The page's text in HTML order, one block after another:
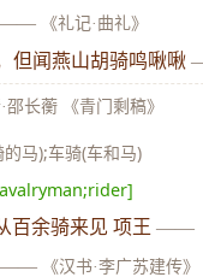
《礼记·曲礼》
但闻燕山胡骑鸣啾啾
邵长蘅 《青门剩稿》
马);车骑(车和马)
百余骑来见 项王 ——
—— 《汉书·李广苏建传》